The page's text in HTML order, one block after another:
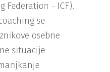
Federation - ICF).
se
osebne
situacije